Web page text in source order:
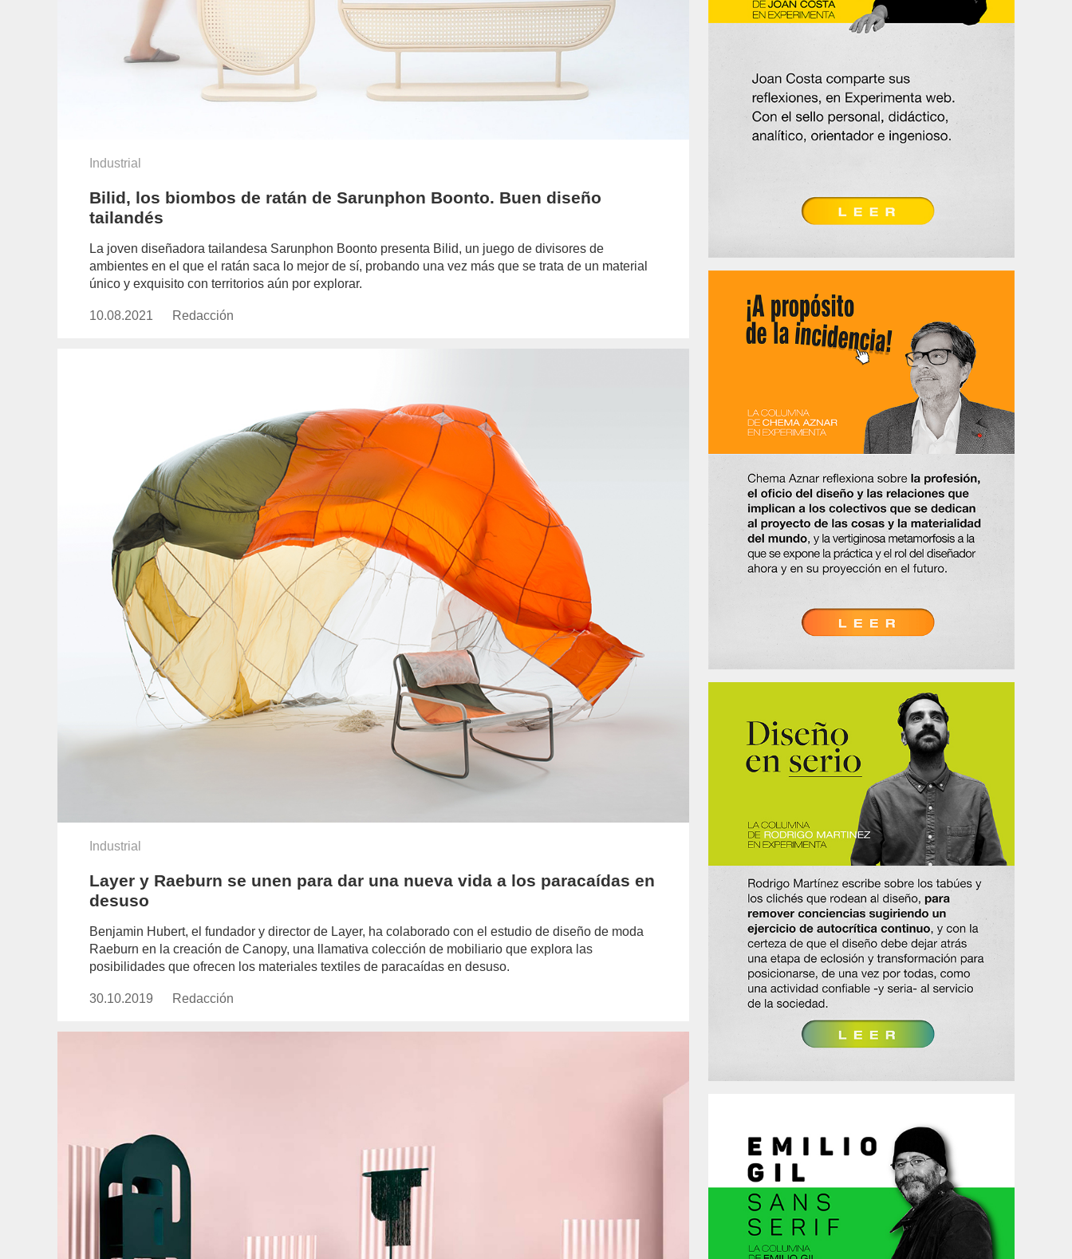
Industrial
Bilid, los biombos de ratán de Sarunphon Boonto. Buen diseño
tailandés
La joven diseñadora tailandesa Sarunphon Boonto presenta Bilid, un juego de divisores de
ambientes en el que el ratán saca lo mejor de sí, probando una vez más que se trata de un material
único y exquisito con territorios aún por explorar.
Publicado
10.08.2021 https://www.experimenta.es/author/redaccion/
Redacción
Industrial
Layer y Raeburn se unen para dar una nueva vida a los paracaídas en
desuso
Benjamin Hubert, el fundador y director de Layer, ha colaborado con el estudio de diseño de moda
Raeburn en la creación de Canopy, una llamativa colección de mobiliario que explora las
posibilidades que ofrecen los materiales textiles de paracaídas en desuso.
Publicado
30.10.2019 https://www.experimenta.es/author/redaccion/
Redacción